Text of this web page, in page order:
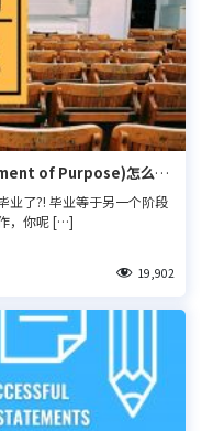
of Purpose)怎么
业了?! 毕业等于另一个阶段
，你呢 […]
19,902